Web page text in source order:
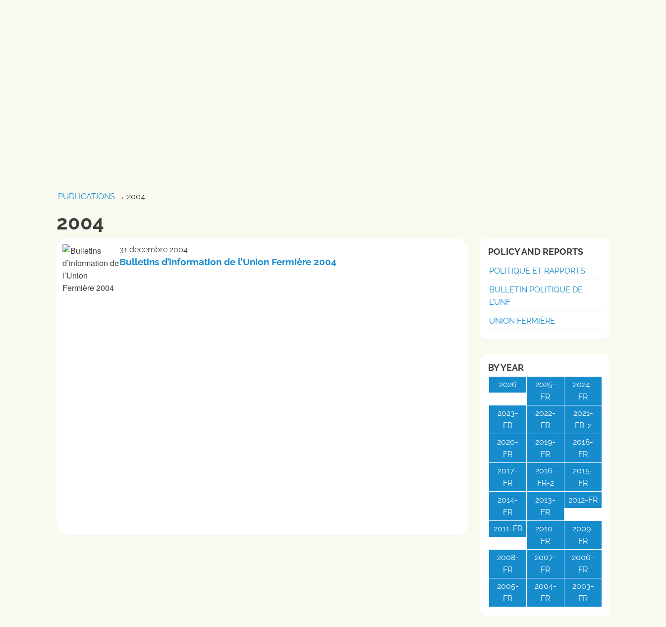
PUBLICATIONS → 2004
2004
31 décembre 2004
Bulletins d’information de l’Union Fermière 2004
POLICY AND REPORTS
POLITIQUE ET RAPPORTS
BULLETIN POLITIQUE DE
L'UNF
UNION FERMIÈRE
BY YEAR
2026
2025-
FR
2024-
FR
2023-
FR
2022-
FR
2021-
FR-2
2020-
FR
2019-
FR
2018-
FR
2017-
FR
2016-
FR-2
2015-
FR
2014-
FR
2013-
FR
2012-FR
2011-FR
2010-
FR
2009-
FR
2008-
FR
2007-
FR
2006-
FR
2005-
FR
2004-
FR
2003-
FR